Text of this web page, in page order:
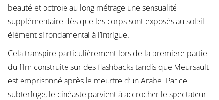
beauté et octroie au long métrage une sensualité
supplémentaire dès que les corps sont exposés au soleil –
élément si fondamental à l’intrigue.
Cela transpire particulièrement lors de la première partie
du film construite sur des flashbacks tandis que Meursault
est emprisonné après le meurtre d’un Arabe. Par ce
subterfuge, le cinéaste parvient à accrocher le spectateur